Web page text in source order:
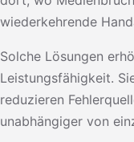
wiederkehrende
Solche Lösungen
Leistungsfähigkeit.
reduzieren
unabhängiger von